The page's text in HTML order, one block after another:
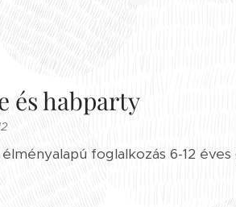
és habparty
foglalkozás 6-12